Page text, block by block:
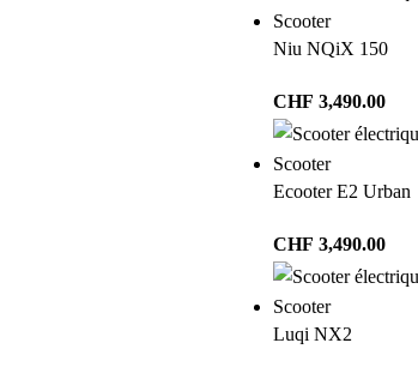
Scooter
Niu NQiX 150
CHF 3,490.00
Scooter
Ecooter E2 Urban
CHF 3,490.00
Scooter
Luqi NX2